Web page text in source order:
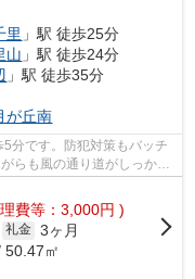
里 」駅 徒歩25分
山 」駅 徒歩24分
」駅 徒歩35分
が丘南
分です。防犯対策もバッチ
らも風の通り道がしっかり
費等：3,000円 )
礼金 3ヶ月
50.47㎡